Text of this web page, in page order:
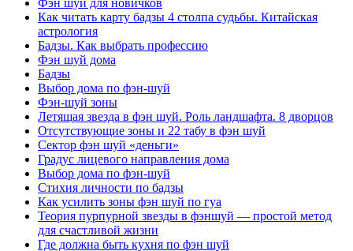
Фэн шуй для новичков
Как читать карту бадзы 4 столпа судьбы. Китайская
астрология
Бадзы. Как выбрать профессию
Фэн шуй дома
Бадзы
Выбор дома по фэн-шуй
Фэн-шуй зоны
Летящая звезда в фэн шуй. Роль ландшафта. 8 дворцов
Отсутствующие зоны и 22 табу в фэн шуй
Сектор фэн шуй «деньги»
Градус лицевого направления дома
Выбор дома по фэн-шуй
Стихия личности по бадзы
Как усилить зоны фэн шуй по гуа
Теория пурпурной звезды в фэншуй — простой метод
для счастливой жизни
Где должна быть кухня по фэн шуй